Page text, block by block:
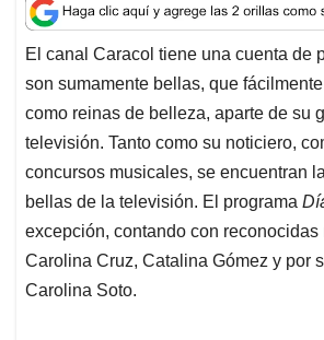
a
t
s
A
p
p
c
e
b
o
o
k
n
k
e
d
I
n
a
i
l
r
e
a
d
s
El canal Caracol tiene una cuenta de
son sumamente bellas, que
como reinas de belleza, aparte de su
televisión. Tanto como su noticiero,
concursos musicales, se encuentran
bellas de la televisión. El programa
excepción, contando con reconocidas
Carolina Cruz, Catalina Gómez y por
Carolina Soto.